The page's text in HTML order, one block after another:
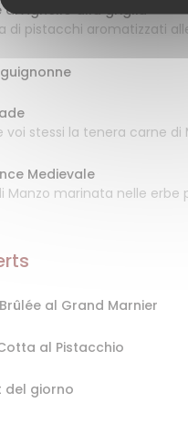
di Agnello alla griglia
di pistacchi aromatizzati
voi stessi la tenera carne
Medievale
Manzo marinata nelle
al Grand Marnier
al Pistacchio
del giorno